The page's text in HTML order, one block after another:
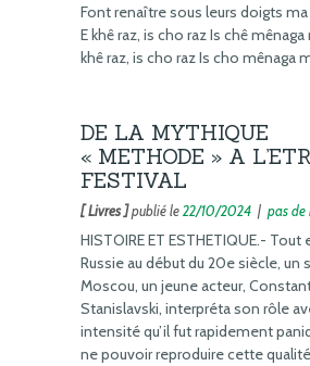
Font renaître sous leurs doigts
E khê raz, is cho raz Is chê mênaga
khê raz, is cho raz Is cho mênaga
DE LA MYTHIQUE
« METHODE » A
FESTIVAL
[ Livres ]publié le22/10/2024 | pas de
HISTOIRE ET ESTHETIQUE.- Tout
Russie au début du 20e siècle, un
Moscou, un jeune acteur,
Stanislavski, interpréta son rôle
intensité qu’il fut rapidement
ne pouvoir reproduire cette